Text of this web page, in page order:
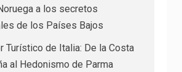
a los secretos
de los Países Bajos
Turístico de Italia: De la Costa
al Hedonismo de Parma